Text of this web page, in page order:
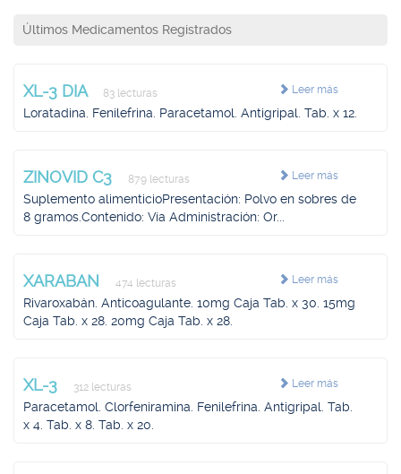
Últimos Medicamentos Registrados
Leer más
XL-3 DIA 83 lecturas
Loratadina. Fenilefrina. Paracetamol. Antigripal. Tab. x 12.
Leer más
ZINOVID C3 879 lecturas
Suplemento alimenticioPresentación: Polvo en sobres de
8 gramos.Contenido: Vía Administración: Or...
Leer más
XARABAN 474 lecturas
Rivaroxabán. Anticoagulante. 10mg Caja Tab. x 30. 15mg
Caja Tab. x 28. 20mg Caja Tab. x 28.
Leer más
XL-3 312 lecturas
Paracetamol. Clorfeniramina. Fenilefrina. Antigripal. Tab.
x 4. Tab. x 8. Tab. x 20.